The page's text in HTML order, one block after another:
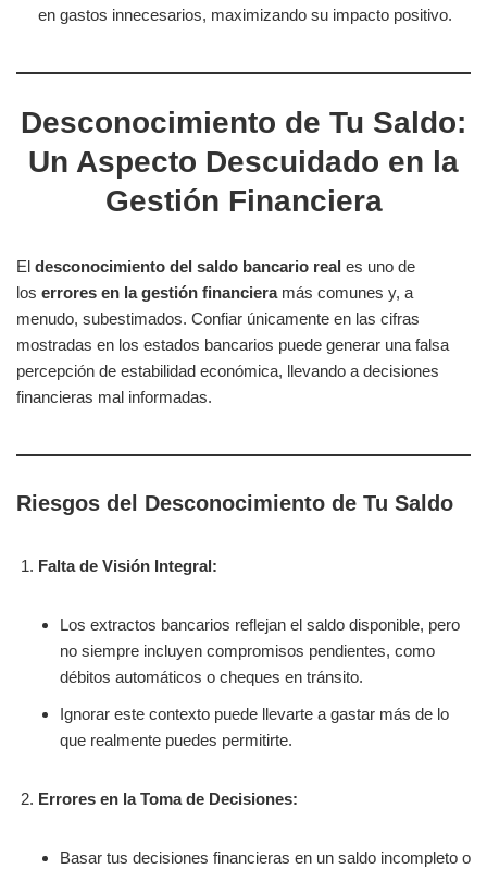
en gastos innecesarios, maximizando su impacto positivo.
Desconocimiento de Tu Saldo:
Un Aspecto Descuidado en la
Gestión Financiera
El desconocimiento del saldo bancario real es uno de
los errores en la gestión financieramás comunes y, a
menudo, subestimados. Confiar únicamente en las cifras
mostradas en los estados bancarios puede generar una falsa
percepción de estabilidad económica, llevando a decisiones
financieras mal informadas.
Riesgos del Desconocimiento de Tu Saldo
Falta de Visión Integral:
Los extractos bancarios reflejan el saldo disponible, pero
no siempre incluyen compromisos pendientes, como
débitos automáticos o cheques en tránsito.
Ignorar este contexto puede llevarte a gastar más de lo
que realmente puedes permitirte.
Errores en la Toma de Decisiones:
Basar tus decisiones financieras en un saldo incompleto o